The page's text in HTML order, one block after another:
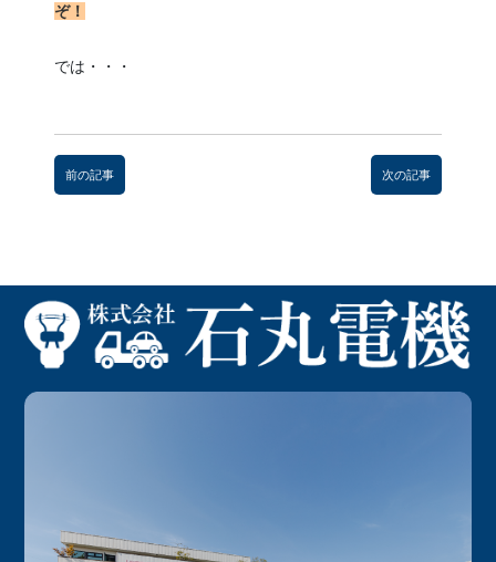
ぞ！
では・・・
前
後
へ
の
前の記事 次の記事